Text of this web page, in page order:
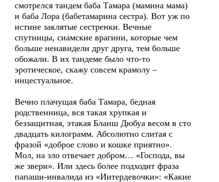
смотрелся тандем баба Тамара (мамина мама)
и баба Лора (бабетамарина сестра). Вот уж по
истине заклятые сестренки. Вечные
спутницы, сиамские врагини, которые чем
больше ненавидели друг друга, тем больше
обожали. В их тандеме было что-то
эротическое, скажу совсем крамолу –
инцестуальное.
Вечно плачущая баба Тамара, бедная
родственница, вся такая хрупкая и
беззащитная, этакая Бланш Дюбуа весом в сто
двадцать килограмм. Абсолютно слитая с
фразой «доброе слово и кошке приятно».
Мол, на зло отвечает добром… «Господа, вы
же звери». Или здесь более подходит фраза
папаши-инвалида из «Интердевочки»: «Какие